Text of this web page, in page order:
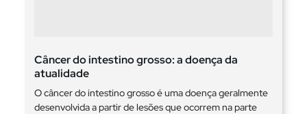
Câncer do intestino grosso: a doença da
atualidade
O câncer do intestino grosso é uma doença geralmente
desenvolvida a partir de lesões que ocorrem na parte